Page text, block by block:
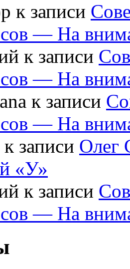
к записи
— На
к записи
— На
к записи
— На
к записи Олег
«У»
к записи
— На